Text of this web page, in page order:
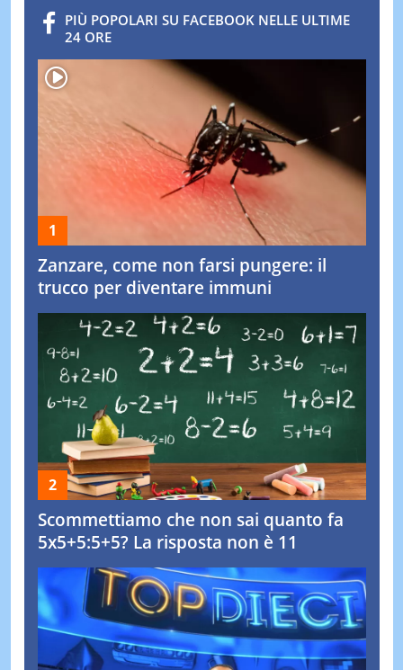
PIÙ POPOLARI SU FACEBOOK NELLE ULTIME
24 ORE
Zanzare, come non farsi pungere: il
trucco per diventare immuni
Scommettiamo che non sai quanto fa
5x5+5:5+5? La risposta non è 11